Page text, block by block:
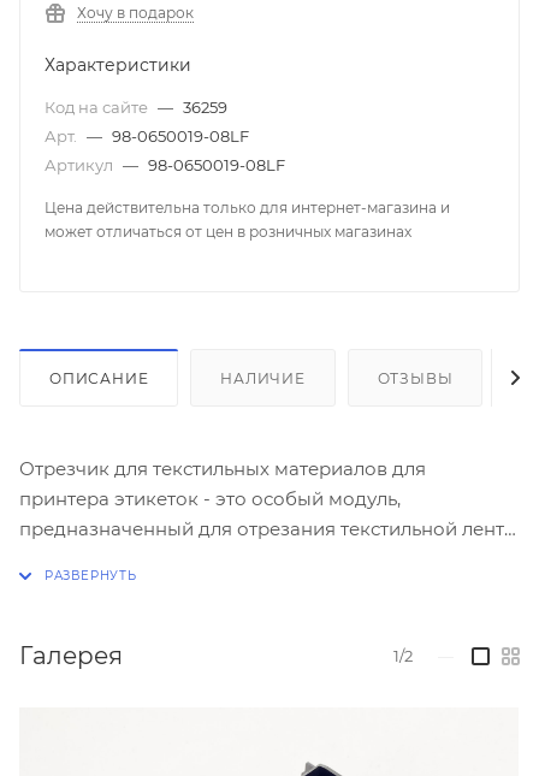
Хочу в подарок
Характеристики
Код на сайте — 36259
Арт.
— 98-0650019-08LF
Артикул — 98-0650019-08LF
Цена действительна только для интернет-магазина и
может отличаться от цен в розничных магазинах
ОПИСАНИЕ НАЛИЧИЕ ОТЗЫВЫ
Отрезчик для текстильных материалов для
принтера этикеток - это особый модуль,
предназначенный для отрезания текстильной ленты
Галерея 1/2